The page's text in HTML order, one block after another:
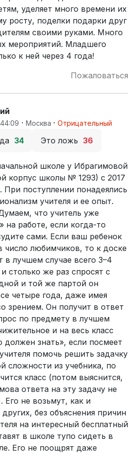
уделяет много времени их
росту, поделки подарки друг
своими руками. Много
мероприятий. Младшего
к ней через 4 года!
Пожаловаться
· Москва · Отрицательный
34 Это ложь 36
школе у Ибрагимовой
корпус школы № 1293) с 2017
При поступлении понадеялись
учителя и ее опыт.
что учитель уже
на работе, если когда-то
сами. Если ваш ребенок
число любимчиков, то к доске
в лучшем случае всего 3–4
и столько же раз спросят с
и той же партой он
четыре года, даже имея
зрением. Он получит в ответ
по предмету в лучшем
и на весь класс
должен знать», если посмеет
помочь решить задачку
сложности из учебника, по
класс (потом выяснится,
ответа на эту задачу не
Его не возьмут, как и
других, без объяснения причин
на интересный бесплатный
в школе тупо сидеть в
Его не поощрят даже